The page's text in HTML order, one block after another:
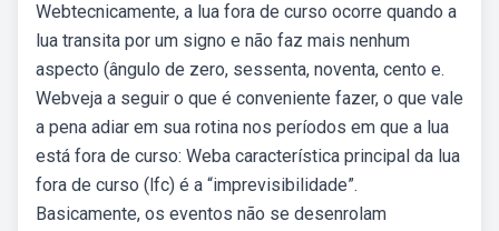
Webtecnicamente, a lua fora de curso ocorre quando a
lua transita por um signo e não faz mais nenhum
aspecto (ângulo de zero, sessenta, noventa, cento e.
Webveja a seguir o que é conveniente fazer, o que vale
a pena adiar em sua rotina nos períodos em que a lua
está fora de curso: Weba característica principal da lua
fora de curso (lfc) é a “imprevisibilidade”.
Basicamente, os eventos não se desenrolam